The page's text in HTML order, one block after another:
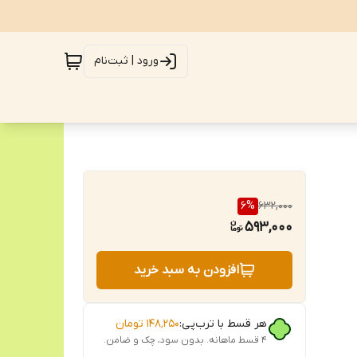
ورود | ثبت‌نام
632,000
6%
593,000
افزودن به سبد خرید
هر قسط با ترب‌پی:۱۴۸٬۲۵۰ تومان
۴ قسط ماهانه. بدون سود، چک و ضامن.